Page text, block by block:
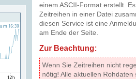
einem ASCII-Format erstellt.
Zeitreihen in einer Datei
diesen Service ist eine
am Ende der Seite.
Zur Beachtung:
Wenn Sie Zeitreihen nicht
nötig! Alle aktuellen